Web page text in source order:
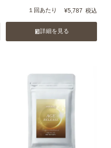
１回あたり ¥5,787 税込
詳細を見る